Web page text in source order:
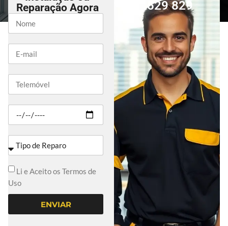
Reparação Agora
Li e Aceito os Termos de
Uso
ENVIAR
529 829